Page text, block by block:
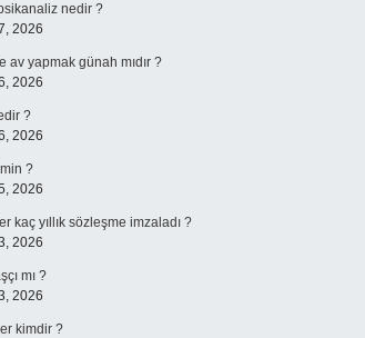
nedir ?
2026
av yapmak günah mıdır ?
2026
?
2026
?
2026
kaç yıllık sözleşme imzaladı ?
2026
mı ?
2026
kimdir ?